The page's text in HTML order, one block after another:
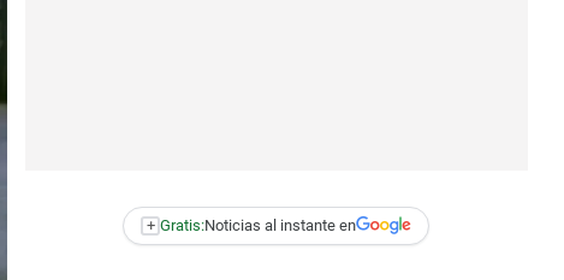
+ Gratis:Noticias al instante en